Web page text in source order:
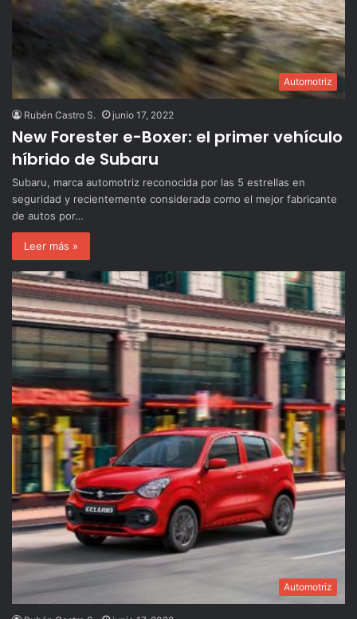
Automotriz
Rubén Castro S. junio 17, 2022
New Forester e-Boxer: el primer vehículo
híbrido de Subaru
Subaru, marca automotriz reconocida por las 5 estrellas en
seguridad y recientemente considerada como el mejor fabricante
de autos por…
Leer más »
Automotriz